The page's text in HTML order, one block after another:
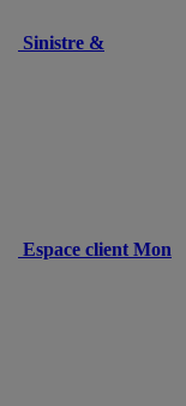
Sinistre &
Espace client Mon